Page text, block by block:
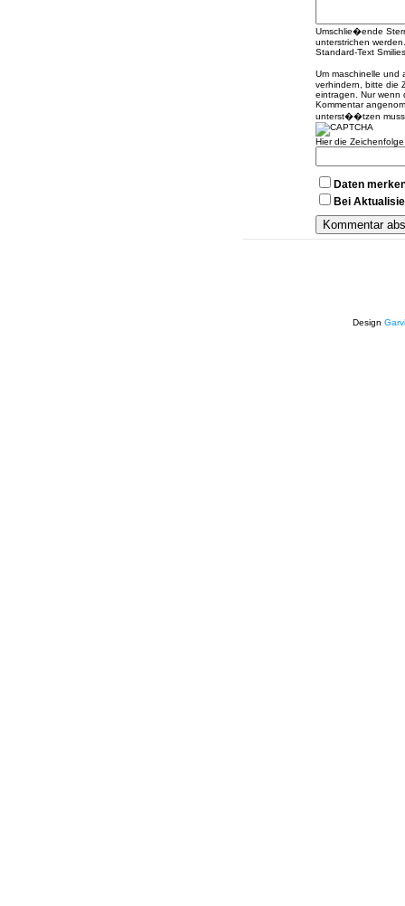
Umschlie�ende
unterstrichen werden.
Standard-Text
Um maschinelle
verhindern, bitte die
eintragen. Nur wenn
Kommentar
unterst��tzen muss
Hier die
Daten
Bei
Design